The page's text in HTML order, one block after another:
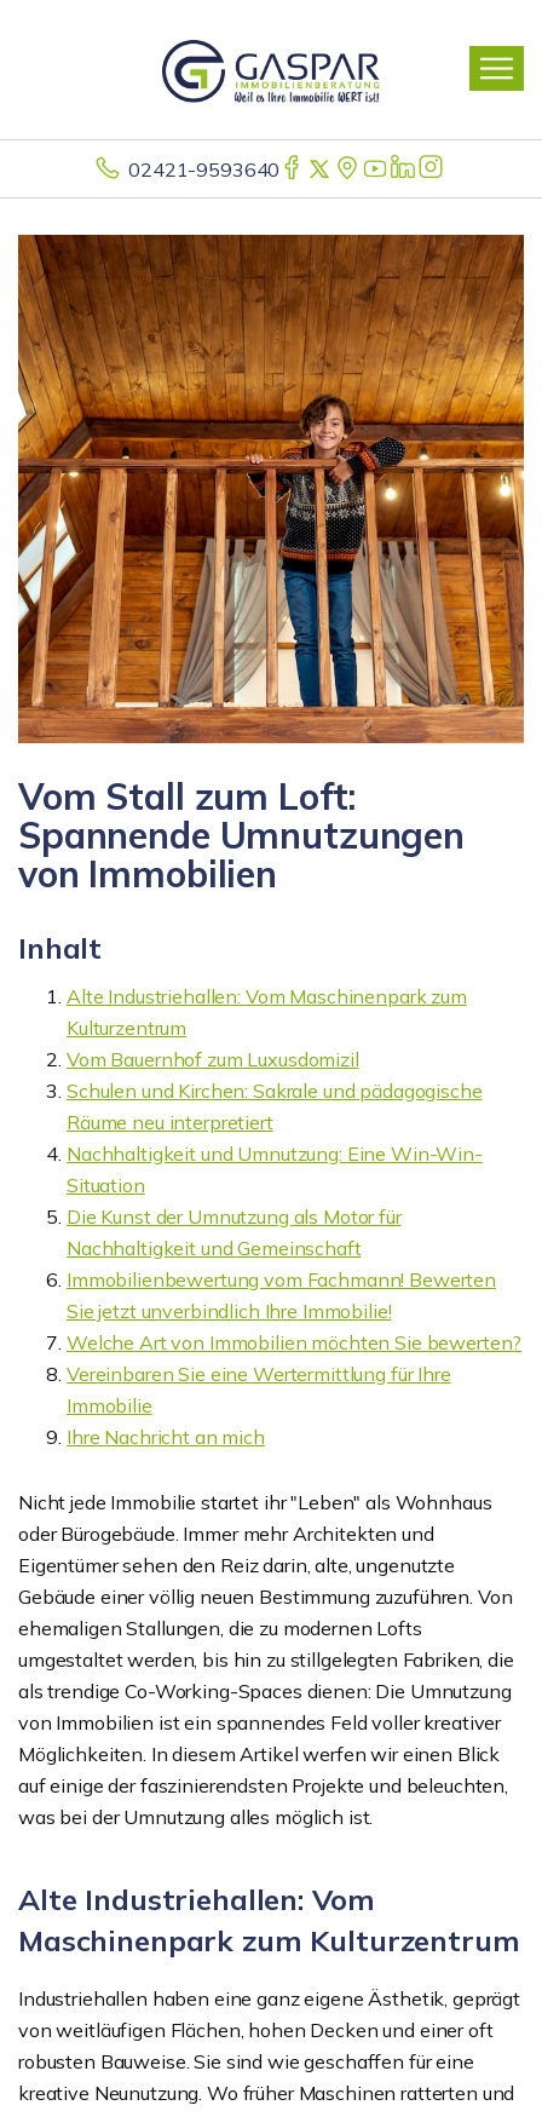
02421-9593640
Vom Stall zum Loft:
Spannende Umnutzungen
von Immobilien
Inhalt
Alte Industriehallen: Vom Maschinenpark zum
Kulturzentrum
Vom Bauernhof zum Luxusdomizil
Schulen und Kirchen: Sakrale und pädagogische
Räume neu interpretiert
Nachhaltigkeit und Umnutzung: Eine Win-Win-
Situation
Die Kunst der Umnutzung als Motor für
Nachhaltigkeit und Gemeinschaft
Immobilienbewertung vom Fachmann! Bewerten
Sie jetzt unverbindlich Ihre Immobilie!
Welche Art von Immobilien möchten Sie bewerten?
Vereinbaren Sie eine Wertermittlung für Ihre
Immobilie
Ihre Nachricht an mich
Nicht jede Immobilie startet ihr "Leben" als Wohnhaus
oder Bürogebäude. Immer mehr Architekten und
Eigentümer sehen den Reiz darin, alte, ungenutzte
Gebäude einer völlig neuen Bestimmung zuzuführen. Von
ehemaligen Stallungen, die zu modernen Lofts
umgestaltet werden, bis hin zu stillgelegten Fabriken, die
als trendige Co-Working-Spaces dienen: Die Umnutzung
von Immobilien ist ein spannendes Feld voller kreativer
Möglichkeiten. In diesem Artikel werfen wir einen Blick
auf einige der faszinierendsten Projekte und beleuchten,
was bei der Umnutzung alles möglich ist.
Alte Industriehallen: Vom
Maschinenpark zum Kulturzentrum
Industriehallen haben eine ganz eigene Ästhetik, geprägt
von weitläufigen Flächen, hohen Decken und einer oft
robusten Bauweise. Sie sind wie geschaffen für eine
kreative Neunutzung. Wo früher Maschinen ratterten und